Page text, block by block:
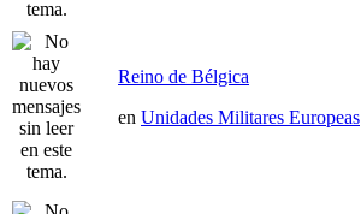
Reino de Bélgica
en Unidades Militares Europeas